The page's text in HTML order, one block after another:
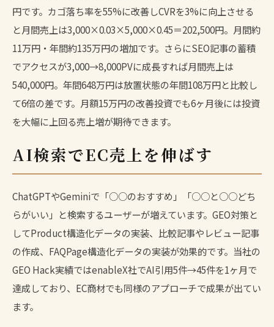
円です。カゴ落ち率を55%に改善しCVRを3%に向上させる
と月間売上は3,000×0.03×5,000×0.45＝202,500円。月間約
11万円・年間約135万円の増加です。さらにSEO記事の蓄積
でアクセスが3,000→8,000PVに成長すれば月間売上は
540,000円。年間648万円は放置状態の年間108万円と比較し
て6倍の差です。月額15万円の改善投資でも6ヶ月後には投資
を大幅に上回る売上増が期待できます。
AI検索でEC売上を伸ばす
ChatGPTやGeminiで「○○のおすすめ」「○○と○○どち
らがいい」と検索するユーザーが増えています。 GEO対策と
してProduct構造化データの実装、比較記事やレビュー記事
の作成、FAQPage構造化データの実装が効果的です。当社の
GEO Hack実績ではenableX社でAI引用5件→45件を1ヶ月で
達成しており、EC商材でも同様のアプローチで成果が出てい
ます。